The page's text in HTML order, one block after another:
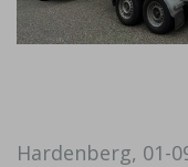
Hardenberg, 01-